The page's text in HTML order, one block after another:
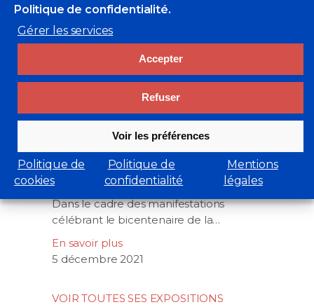
Politique de confidentialité.
Gérer les services
Accepter
Refuser
Voir les préférences
Politique de
cookies
Politique de
confidentialité
Mentions
légales
ART-GEO
200, avec
quelques
POM
Dans le cadre des manifestations
célébrant le bicentenaire de la…
En savoir plus
5 décembre 2021
VOIR TOUTES SES EXPOSITIONS